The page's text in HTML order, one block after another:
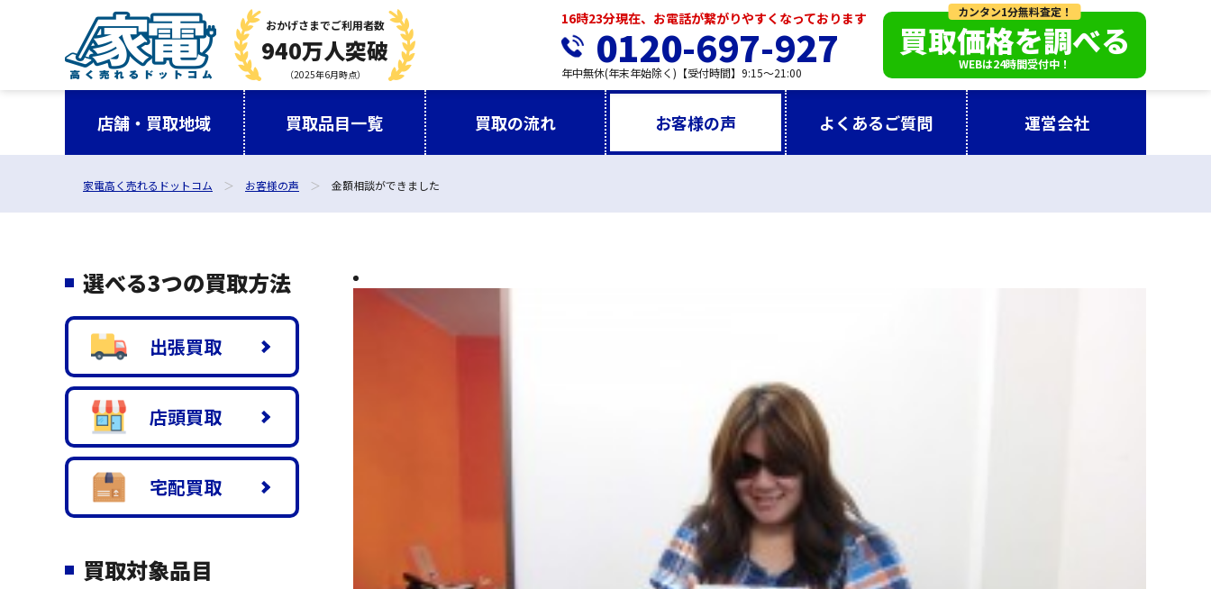
おかげさまでご利用者数
940万人突破
（2025年6月時点）
16時23分現在、お電話が繋がりやすくなっております
0120-697-927
年中無休(年末年始除く)【受付時間】9:15～21:00
カンタン1分無料査定！
買取価格を調べる
WEBは24時間受付中！
店舗・買取地域 買取品目一覧 買取の流れ お客様の声 よくあるご質問 運営会社
家電高く売れるドットコム お客様の声 金額相談ができました
選べる3つの買取方法
出張買取
店頭買取
宅配買取
買取対象品目